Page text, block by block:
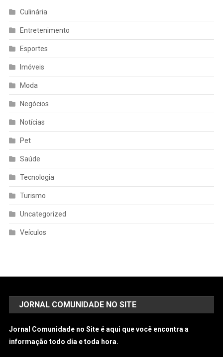
Culinária
Entretenimento
Esportes
Imóveis
Moda
Negócios
Notícias
Pet
Saúde
Tecnologia
Turismo
Uncategorized
Veículos
JORNAL COMUNIDADE NO SITE
Jornal Comunidade no Site é aqui que você encontra a
informação todo dia e toda hora.